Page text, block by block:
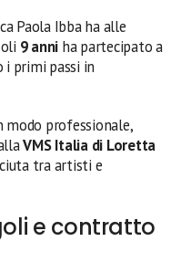
Paola Ibba ha alle
9 anni ha partecipato a
i primi passi in
modo professionale,
VMS Italia di Loretta
tra artisti e
e contratto